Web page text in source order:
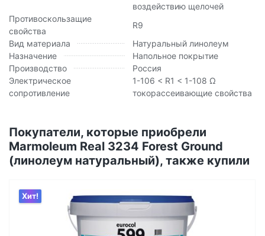
воздействию щелочей
Противоскользащие
свойства
R9
Вид материала
Натуральный линолеум
Назначение
Напольное покрытие
Производство
Россия
Электрическое
сопротивление
1-106 < R1 < 1-108 Ω
токорассеивающие свойства
Покупатели, которые приобрели
Marmoleum Real 3234 Forest Ground
(линолеум натуральный), также купили
Хит!